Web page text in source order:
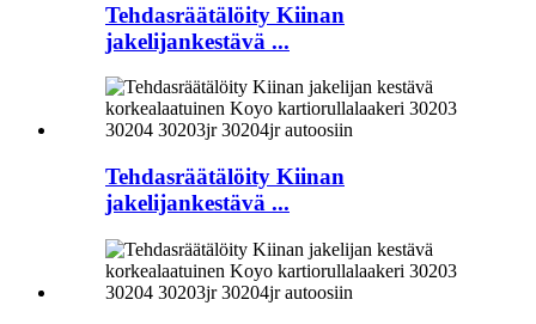
Tehdasräätälöity Kiinan
jakelijankestävä ...
Tehdasräätälöity Kiinan
jakelijankestävä ...